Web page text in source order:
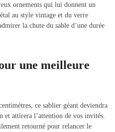
ornements qui lui donnent un
au style vintage et du verre
la chute du sable d’une durée
une meilleure
ce sablier géant deviendra
et attirera l’attention de vos invités.
retourné pour relancer le